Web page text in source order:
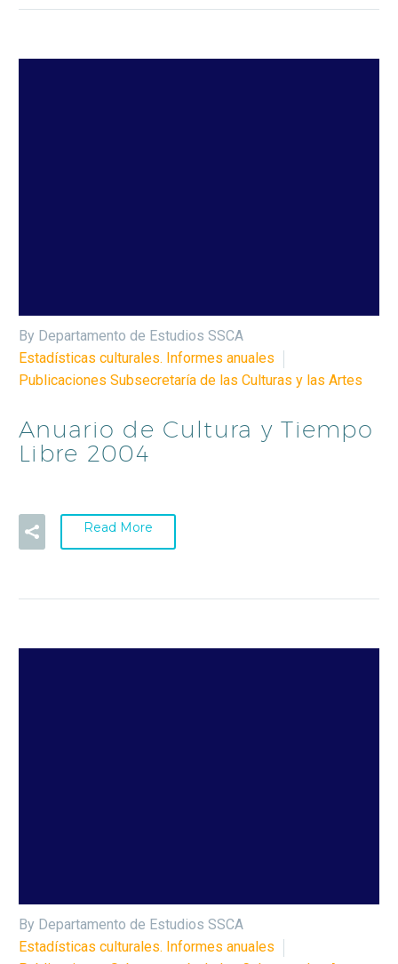
By Departamento de Estudios SSCA
Estadísticas culturales. Informes anuales
Publicaciones Subsecretaría de las Culturas y las Artes
Anuario de Cultura y Tiempo
Libre 2004
Read More
By Departamento de Estudios SSCA
Estadísticas culturales. Informes anuales